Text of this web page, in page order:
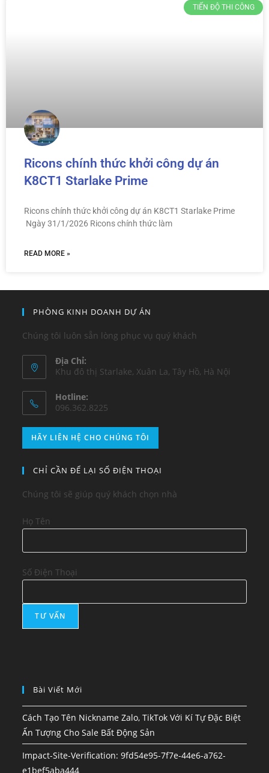
TIẾN ĐỘ THI CÔNG
Ricons chính thức khởi công dự án
K8CT1 Starlake Prime
Ricons chính thức khởi công dự án K8CT1 Starlake Prime
Ngày 31/1/2026 Ricons chính thức làm
READ MORE »
PHÒNG KINH DOANH DỰ ÁN
Chúng tôi luôn sẵn lòng phục vụ quý khách
Địa Chỉ:
Khu đô thị Starlake, Xuân La, Tây Hồ, Hà Nội
Hotline:
096.362.8225
HÃY LIÊN HỆ CHO CHÚNG TÔI
CHỈ CẦN ĐỂ LẠI SỐ ĐIỆN THOẠI
Chúng tôi sẽ giúp quý khách chọn nhà
Họ Tên
Số Điện Thoại
Bài Viết Mới
Cách Tạo Tên Nickname Zalo, TikTok Với Kí Tự Đặc Biệt
Ấn Tượng Cho Sale Bất Động Sản
Impact-Site-Verification: 9fd54e95-7f7e-44e6-a762-
e1bef5aba444